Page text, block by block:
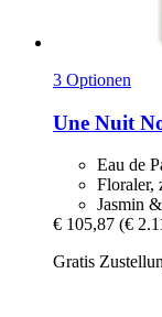
3 Optionen
Une Nuit
Eau de
Floraler,
Jasmin
€ 105,87 (€
Gratis